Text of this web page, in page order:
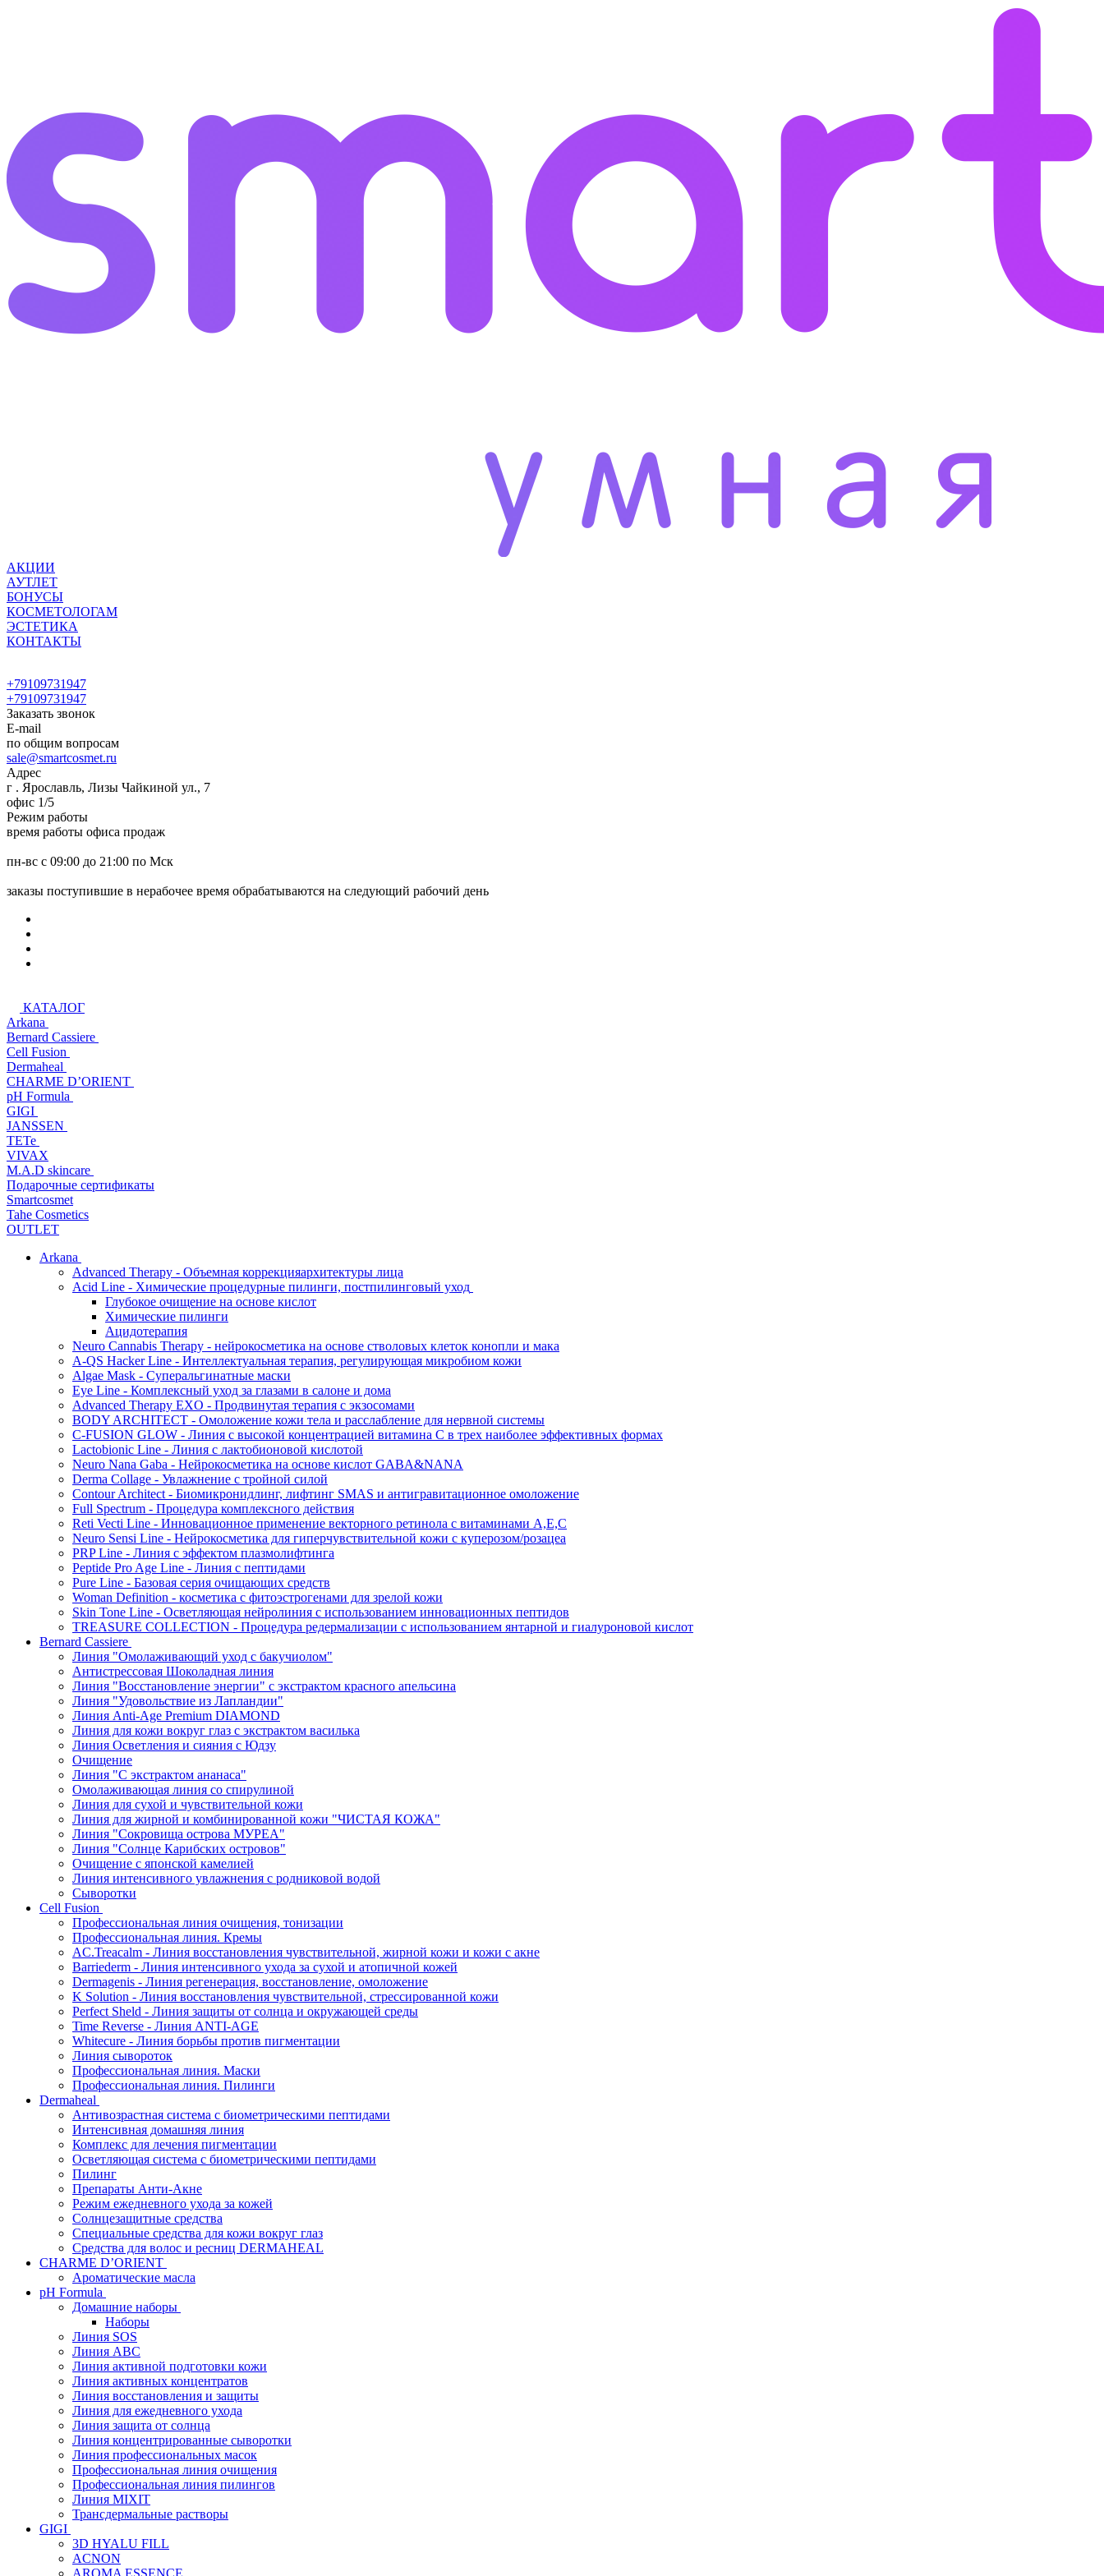
АКЦИИ
АУТЛЕТ
БОНУСЫ
КОСМЕТОЛОГАМ
ЭСТЕТИКА
КОНТАКТЫ
+79109731947
+79109731947
Заказать звонок
E-mail
по общим вопросам
sale@smartcosmet.ru
Адрес
г . Ярославль, Лизы Чайкиной ул., 7
офис 1/5
Режим работы
время работы офиса продаж
пн-вс с 09:00 до 21:00 по Мск
заказы поступившие в нерабочее время обрабатываются на следующий рабочий день
КАТАЛОГ
Arkana
Bernard Cassiere
Cell Fusion
Dermaheal
CHARME D’ORIENT
pH Formula
GIGI
JANSSEN
TETe
VIVAX
M.A.D skincare
Подарочные сертификаты
Smartcosmet
Tahe Cosmetics
OUTLET
Arkana
Advanced Therapy - Объемная коррекцияархитектуры лица
Acid Line - Химические процедурные пилинги, постпилинговый уход
Глубокое очищение на основе кислот
Химические пилинги
Ацидотерапия
Neuro Cannabis Therapy - нейрокосметика на основе стволовых клеток конопли и мака
A-QS Hacker Line - Интеллектуальная терапия, регулирующая микробиом кожи
Algae Mask - Суперальгинатные маски
Eye Line - Комплексный уход за глазами в салоне и дома
Advanced Therapy EXO - Продвинутая терапия с экзосомами
BODY ARCHITECT - Омоложение кожи тела и расслабление для нервной системы
C-FUSION GLOW - Линия с высокой концентрацией витамина C в трех наиболее эффективных формах
Lactobionic Line - Линия с лактобионовой кислотой
Neuro Nana Gaba - Нейрокосметика на основе кислот GABA&NANA
Derma Collage - Увлажнение с тройной силой
Contour Architect - Биомикронидлинг, лифтинг SMAS и антигравитационное омоложение
Full Spectrum - Процедура комплексного действия
Reti Vecti Line - Инновационное применение векторного ретинола с витаминами A,Е,С
Neuro Sensi Line - Нейрокосметика для гиперчувствительной кожи с куперозом/розацеа
PRP Line - Линия с эффектом плазмолифтинга
Peptide Pro Age Line - Линия с пептидами
Pure Line - Базовая серия очищающих средств
Woman Definition - косметика с фитоэстрогенами для зрелой кожи
Skin Tone Line - Осветляющая нейролиния с использованием инновационных пептидов
TREASURE COLLECTION - Процедура редермализации с использованием янтарной и гиалуроновой кислот
Bernard Cassiere
Линия "Омолаживающий уход с бакучиолом"
Антистрессовая Шоколадная линия
Линия "Восстановление энергии" с экстрактом красного апельсина
Линия "Удовольствие из Лапландии"
Линия Anti-Age Premium DIAMOND
Линия для кожи вокруг глаз с экстрактом василька
Линия Осветления и сияния с Юдзу
Очищение
Линия "С экстрактом ананаса"
Омолаживающая линия со спирулиной
Линия для сухой и чувствительной кожи
Линия для жирной и комбинированной кожи "ЧИСТАЯ КОЖА"
Линия "Сокровища острова МУРЕА"
Линия "Солнце Карибских островов"
Очищение с японской камелией
Линия интенсивного увлажнения с родниковой водой
Сыворотки
Cell Fusion
Профессиональная линия очищения, тонизации
Профессиональная линия. Кремы
AC.Treacalm - Линия восстановления чувствительной, жирной кожи и кожи с акне
Barriederm - Линия интенсивного ухода за сухой и атопичной кожей
Dermagenis - Линия регенерация, восстановление, омоложение
K Solution - Линия восстановления чувствительной, стрессированной кожи
Perfect Sheld - Линия защиты от солнца и окружающей среды
Time Reverse - Линия ANTI-AGE
Whitecure - Линия борьбы против пигментации
Линия сывороток
Профессиональная линия. Маски
Профессиональная линия. Пилинги
Dermaheal
Антивозрастная система с биометрическими пептидами
Интенсивная домашняя линия
Комплекс для лечения пигментации
Осветляющая система с биометрическими пептидами
Пилинг
Препараты Анти-Акне
Режим ежедневного ухода за кожей
Солнцезащитные средства
Специальные средства для кожи вокруг глаз
Средства для волос и ресниц DERMAHEAL
CHARME D’ORIENT
Ароматические масла
pH Formula
Домашние наборы
Наборы
Линия SOS
Линия АВС
Линия активной подготовки кожи
Линия активных концентратов
Линия восстановления и защиты
Линия для ежедневного ухода
Линия защита от солнца
Линия концентрированные сыворотки
Линия профессиональных масок
Профессиональная линия очищения
Профессиональная линия пилингов
Линия MIXIT
Трансдермальные растворы
GIGI
3D HYALU FILL
ACNON
AROMA ESSENCE